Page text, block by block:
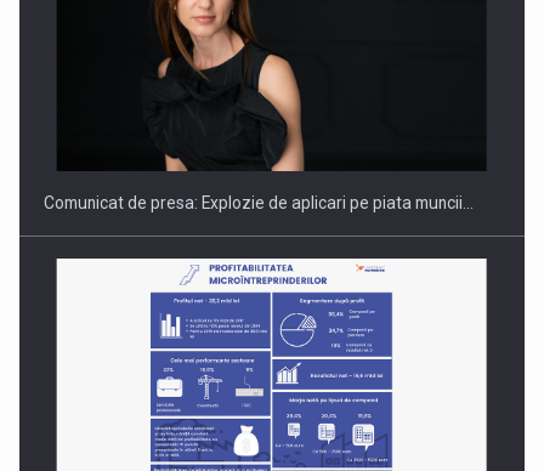
PUTTING ROMANIAN CORPORATE COMPANIES ON THE
INTERNATIONAL BUSINESS SCENE
Comunicat de presa: Explozie de aplicari pe piata muncii…